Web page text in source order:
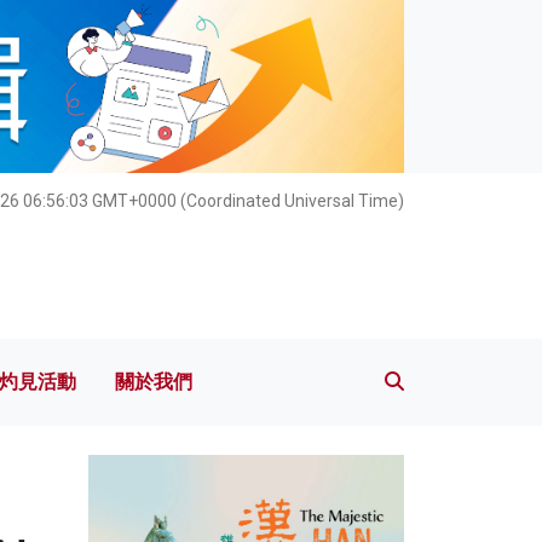
06:56:05 GMT+0000 (Coordinated Universal Time)
灼見活動 關於我們
灼見活動 關於我們